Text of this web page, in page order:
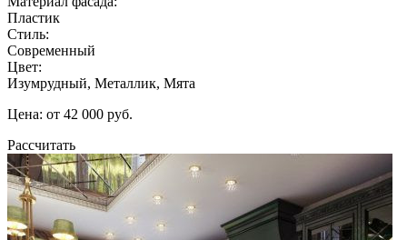
Пластик
Стиль:
Современный
Цвет:
Изумрудный, Металлик, Мята
Цена: от 42 000 руб.
Рассчитать